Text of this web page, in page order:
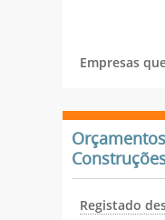
Empresas
Registado